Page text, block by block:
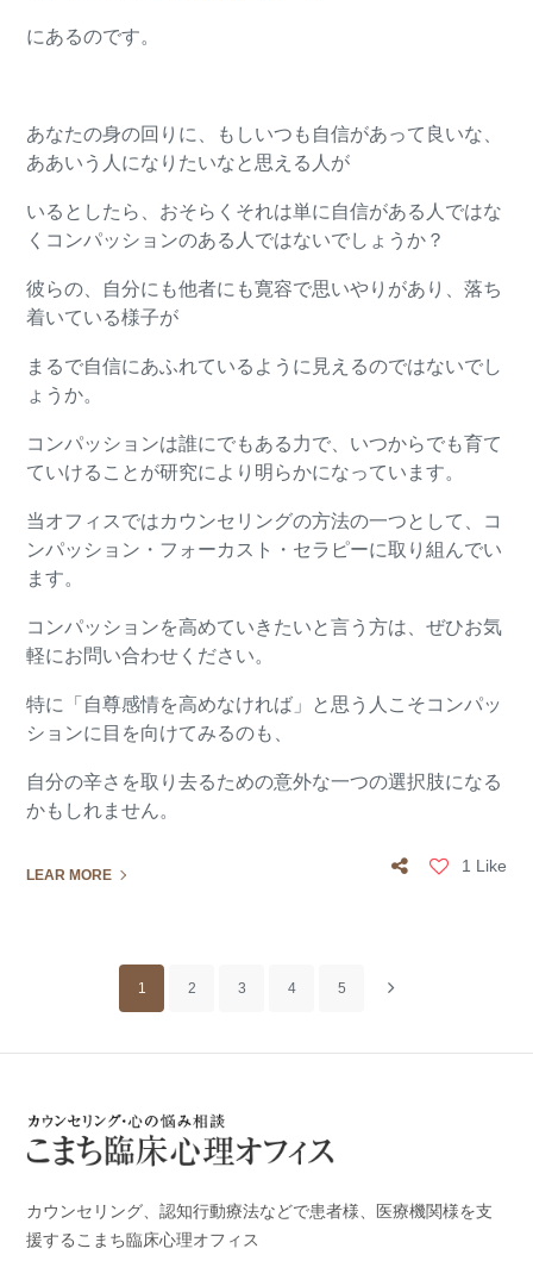
にあるのです。
あなたの身の回りに、もしいつも自信があって良いな、
ああいう人になりたいなと思える人が
いるとしたら、おそらくそれは単に自信がある人ではな
くコンパッションのある人ではないでしょうか？
彼らの、自分にも他者にも寛容で思いやりがあり、落ち
着いている様子が
まるで自信にあふれているように見えるのではないでし
ょうか。
コンパッションは誰にでもある力で、いつからでも育て
ていけることが研究により明らかになっています。
当オフィスではカウンセリングの方法の一つとして、コ
ンパッション・フォーカスト・セラピーに取り組んでい
ます。
コンパッションを高めていきたいと言う方は、ぜひお気
軽にお問い合わせください。
特に「自尊感情を高めなければ」と思う人こそコンパッ
ションに目を向けてみるのも、
自分の辛さを取り去るための意外な一つの選択肢になる
かもしれません。
LEAR MORE 1 Like
1 2 3 4 5
カウンセリング、認知行動療法などで患者様、医療機関様を支
援するこまち臨床心理オフィス